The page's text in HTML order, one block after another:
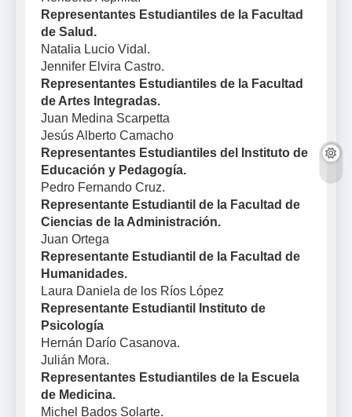
Representantes Estudiantiles de la Facultad
de Salud.
Natalia Lucio Vidal.
Jennifer Elvira Castro.
Representantes Estudiantiles de la Facultad
de Artes Integradas.
Juan Medina Scarpetta
Jesús Alberto Camacho
Representantes Estudiantiles del Instituto de
Educación y Pedagogía.
Pedro Fernando Cruz.
Representante Estudiantil de la Facultad de
Ciencias de la Administración.
Juan Ortega
Representante Estudiantil de la Facultad de
Humanidades.
Laura Daniela de los Ríos López
Representante Estudiantil Instituto de
Psicología
Hernán Darío Casanova.
Julián Mora.
Representantes Estudiantiles de la Escuela
de Medicina.
Michel Bados Solarte.